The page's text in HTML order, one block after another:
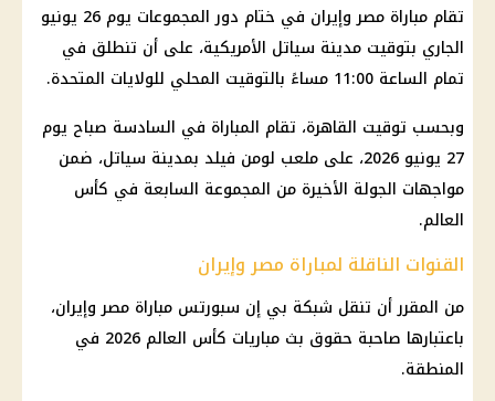
تقام مباراة مصر وإيران في ختام دور المجموعات
يوم 26 يونيو
الجاري بتوقيت مدينة سياتل الأمريكية، على أن تنطلق في
تمام الساعة 11:00 مساءً بالتوقيت المحلي للولايات المتحدة.
وبحسب توقيت القاهرة، تقام المباراة في السادسة صباح يوم
27 يونيو 2026، على ملعب لومن فيلد بمدينة سياتل، ضمن
مواجهات الجولة الأخيرة من المجموعة السابعة في كأس
العالم.
القنوات الناقلة لمباراة مصر وإيران
من المقرر أن تنقل شبكة بي إن سبورتس مباراة مصر وإيران،
باعتبارها صاحبة حقوق بث مباريات كأس العالم 2026
في
المنطقة.